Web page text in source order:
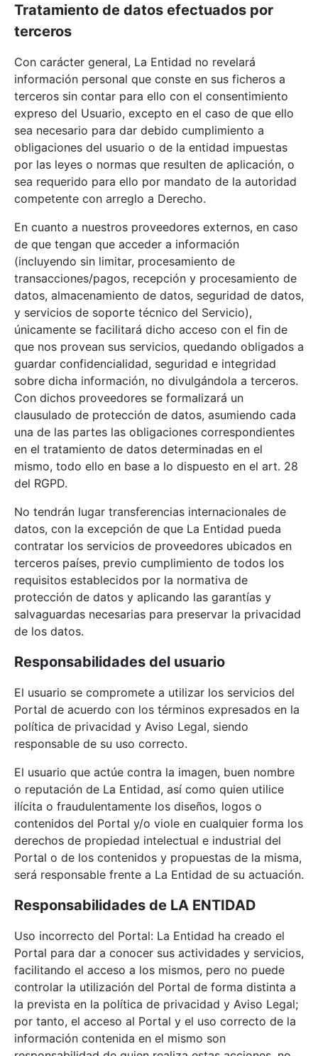
Tratamiento de datos efectuados por
terceros
Con carácter general, La Entidad no revelará
información personal que conste en sus ficheros a
terceros sin contar para ello con el consentimiento
expreso del Usuario, excepto en el caso de que ello
sea necesario para dar debido cumplimiento a
obligaciones del usuario o de la entidad impuestas
por las leyes o normas que resulten de aplicación, o
sea requerido para ello por mandato de la autoridad
competente con arreglo a Derecho.
En cuanto a nuestros proveedores externos, en caso
de que tengan que acceder a información
(incluyendo sin limitar, procesamiento de
transacciones/pagos, recepción y procesamiento de
datos, almacenamiento de datos, seguridad de datos,
y servicios de soporte técnico del Servicio),
únicamente se facilitará dicho acceso con el fin de
que nos provean sus servicios, quedando obligados a
guardar confidencialidad, seguridad e integridad
sobre dicha información, no divulgándola a terceros.
Con dichos proveedores se formalizará un
clausulado de protección de datos, asumiendo cada
una de las partes las obligaciones correspondientes
en el tratamiento de datos determinadas en el
mismo, todo ello en base a lo dispuesto en el art. 28
del RGPD.
No tendrán lugar transferencias internacionales de
datos, con la excepción de que La Entidad pueda
contratar los servicios de proveedores ubicados en
terceros países, previo cumplimiento de todos los
requisitos establecidos por la normativa de
protección de datos y aplicando las garantías y
salvaguardas necesarias para preservar la privacidad
de los datos.
Responsabilidades del usuario
El usuario se compromete a utilizar los servicios del
Portal de acuerdo con los términos expresados en la
política de privacidad y Aviso Legal, siendo
responsable de su uso correcto.
El usuario que actúe contra la imagen, buen nombre
o reputación de La Entidad, así como quien utilice
ilícita o fraudulentamente los diseños, logos o
contenidos del Portal y/o viole en cualquier forma los
derechos de propiedad intelectual e industrial del
Portal o de los contenidos y propuestas de la misma,
será responsable frente a La Entidad de su actuación.
Responsabilidades de LA ENTIDAD
Uso incorrecto del Portal: La Entidad ha creado el
Portal para dar a conocer sus actividades y servicios,
facilitando el acceso a los mismos, pero no puede
controlar la utilización del Portal de forma distinta a
la prevista en la política de privacidad y Aviso Legal;
por tanto, el acceso al Portal y el uso correcto de la
información contenida en el mismo son